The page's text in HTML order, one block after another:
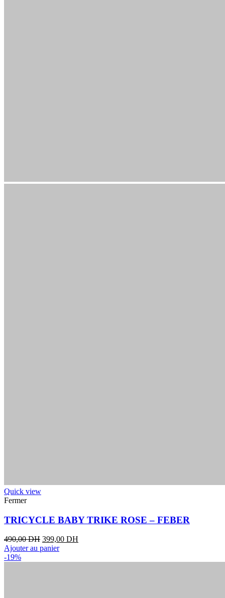
Quick view
Fermer
TRICYCLE BABY TRIKE ROSE – FEBER
490,00DH 399,00 DH
Ajouter au panier
-19%